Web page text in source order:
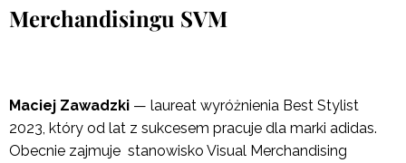
Merchandisingu SVM
Maciej Zawadzki — laureat wyróżnienia Best Stylist
2023, który od lat z sukcesem pracuje dla marki adidas.
Obecnie zajmuje stanowisko Visual Merchandising